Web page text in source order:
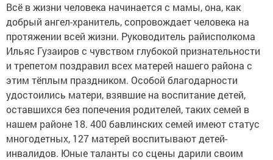
Всё в жизни человека начинается с мамы, она, как
добрый ангел-хранитель, сопровождает человека на
протяжении всей жизни. Руководитель райисполкома
Ильяс Гузаиров с чувством глубокой признательности
и трепетом поздравил всех матерей нашего района с
этим тёплым праздником. Особой благодарности
удостоились матери, взявшие на воспитание детей,
оставшихся без попечения родителей, таких семей в
нашем районе 18. 400 бавлинских семей имеют статус
многодетных, 127 матерей воспитывают детей-
инвалидов. Юные таланты со сцены дарили своим